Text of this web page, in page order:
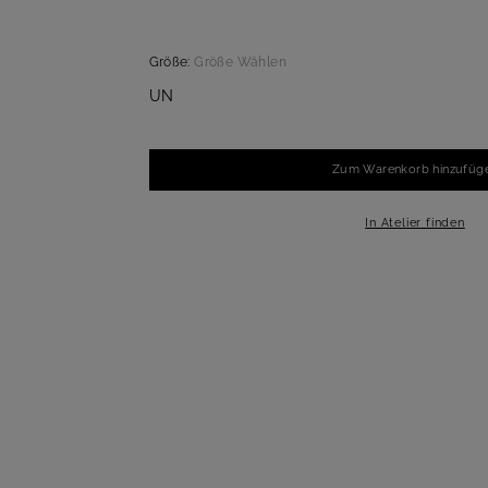
Größe: Größe Wählen
UN
- +
Zum Warenkorb
In Atelier finden